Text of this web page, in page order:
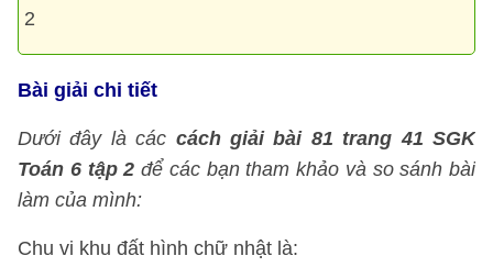
2
Bài giải chi tiết
Dưới đây là các cách giải bài 81 trang 41 SGK
Toán 6 tập 2 để các bạn tham khảo và so sánh bài
làm của mình:
Chu vi khu đất hình chữ nhật là: